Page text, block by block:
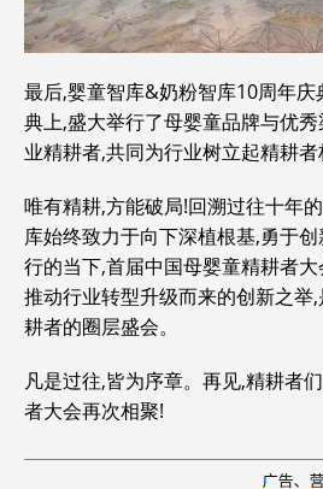
最后,婴童智库&奶粉智库10周年
典上,盛大举行了母婴童品牌与优
业精耕者,共同为行业树立起精耕者
唯有精耕,方能破局!回溯过往十年
库始终致力于向下深植根基,勇于
行的当下,首届中国母婴童精耕者
推动行业转型升级而来的创新之举
耕者的圈层盛会。
凡是过往,皆为序章。再见,精耕者
者大会再次相聚!